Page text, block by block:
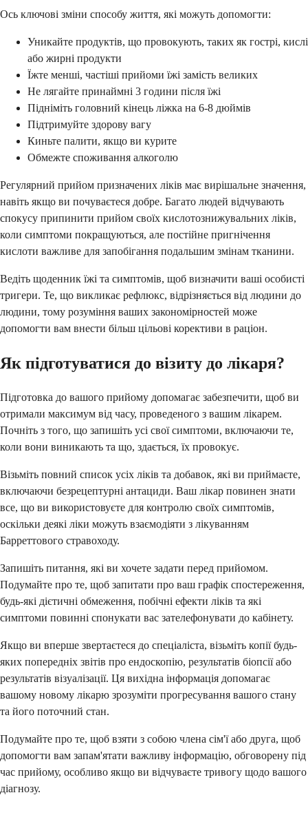
Ось ключові зміни способу життя, які можуть допомогти:
Уникайте продуктів, що провокують, таких як гострі, кислі
або жирні продукти
Їжте менші, частіші прийоми їжі замість великих
Не лягайте принаймні 3 години після їжі
Підніміть головний кінець ліжка на 6-8 дюймів
Підтримуйте здорову вагу
Киньте палити, якщо ви курите
Обмежте споживання алкоголю
Регулярний прийом призначених ліків має вирішальне значення,
навіть якщо ви почуваєтеся добре. Багато людей відчувають
спокусу припинити прийом своїх кислотознижувальних ліків,
коли симптоми покращуються, але постійне пригнічення
кислоти важливе для запобігання подальшим змінам тканини.
Ведіть щоденник їжі та симптомів, щоб визначити ваші особисті
тригери. Те, що викликає рефлюкс, відрізняється від людини до
людини, тому розуміння ваших закономірностей може
допомогти вам внести більш цільові корективи в раціон.
Як підготуватися до візиту до лікаря?
Підготовка до вашого прийому допомагає забезпечити, щоб ви
отримали максимум від часу, проведеного з вашим лікарем.
Почніть з того, що запишіть усі свої симптоми, включаючи те,
коли вони виникають та що, здається, їх провокує.
Візьміть повний список усіх ліків та добавок, які ви приймаєте,
включаючи безрецептурні антациди. Ваш лікар повинен знати
все, що ви використовуєте для контролю своїх симптомів,
оскільки деякі ліки можуть взаємодіяти з лікуванням
Барреттового стравоходу.
Запишіть питання, які ви хочете задати перед прийомом.
Подумайте про те, щоб запитати про ваш графік спостереження,
будь-які дієтичні обмеження, побічні ефекти ліків та які
симптоми повинні спонукати вас зателефонувати до кабінету.
Якщо ви вперше звертаєтеся до спеціаліста, візьміть копії будь-
яких попередніх звітів про ендоскопію, результатів біопсії або
результатів візуалізації. Ця вихідна інформація допомагає
вашому новому лікарю зрозуміти прогресування вашого стану
та його поточний стан.
Подумайте про те, щоб взяти з собою члена сім'ї або друга, щоб
допомогти вам запам'ятати важливу інформацію, обговорену під
час прийому, особливо якщо ви відчуваєте тривогу щодо вашого
діагнозу.